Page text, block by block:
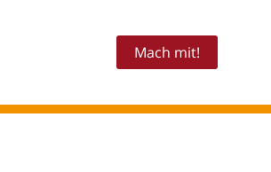
Mach mit!